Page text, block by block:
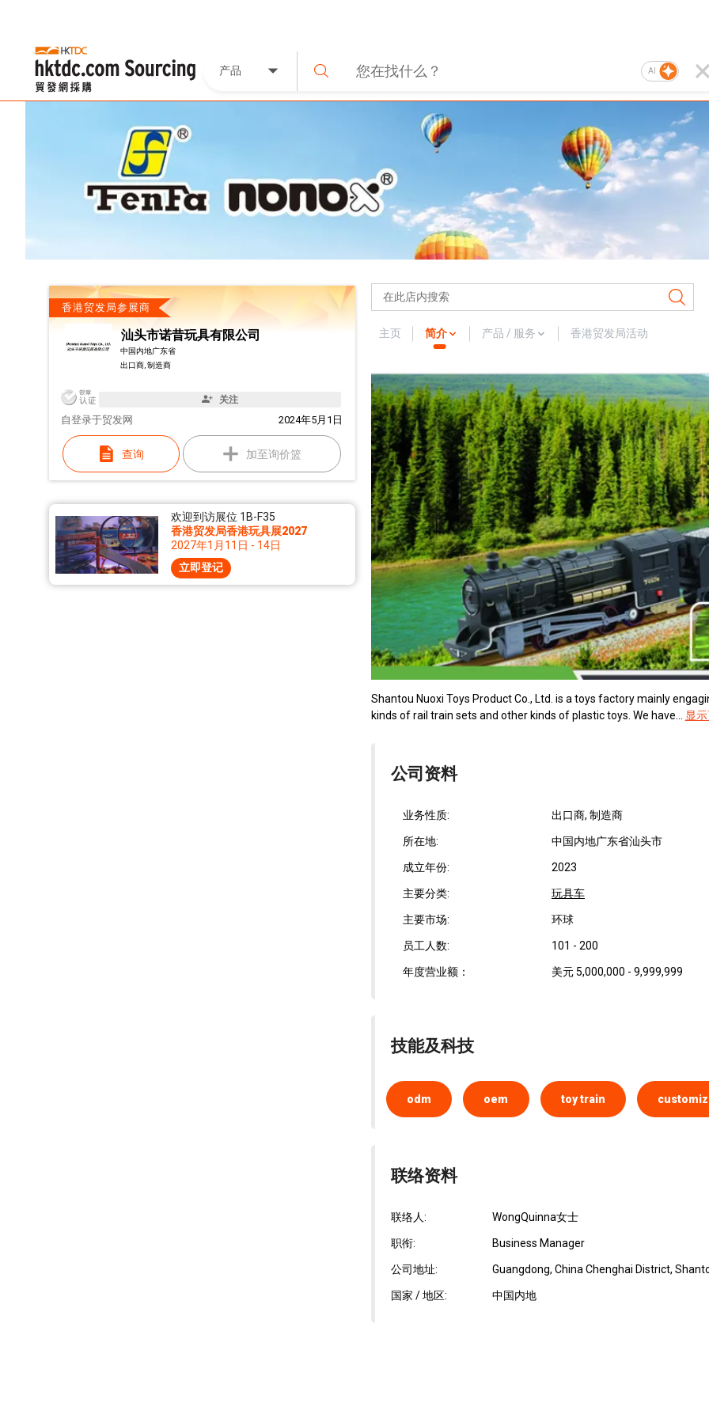
产品 AI
香港贸发局参展商
汕头市诺昔玩具有限公司
中国内地广东省
出口商, 制造商
关注
自 2024年5月1日
登录于贸发网
查询 加至询价篮
欢迎到访展位 1B-F35
香港贸发局香港玩具展2027
2027年1月11日 - 14日
立即登记
主页 简介 产品 / 服务 香港贸发局活动
Shantou Nuoxi Toys Product Co., Ltd. is a toys factory mainly
kinds of rail train sets and other kinds of plastic toys. We have...
显
公司资料
业务性质: 出口商, 制造商
所在地: 中国内地广东省汕头市
成立年份: 2023
主要分类: 玩具车
主要市场: 环球
员工人数: 101 - 200
年度营业额： 美元 5,000,000 - 9,999,999
技能及科技
odm oem toy train
联络资料
联络人: WongQuinna女士
职衔: Business Manager
公司地址: Guangdong, China Chenghai District,
国家 / 地区: 中国内地